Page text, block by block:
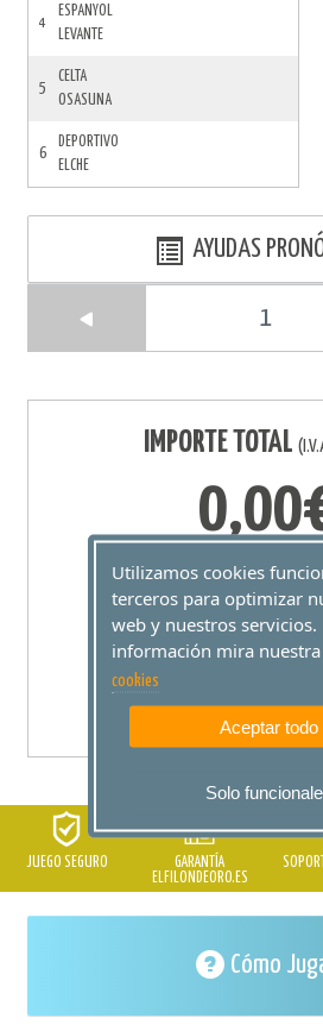
4
ESPANYOL
LEVANTE
5
CELTA
OSASUNA
6
DEPORTIVO
ELCHE
AYUDAS
1
IMPORTE TOTAL
AÑADIR A
JUEGO SEGURO
GARANTÍA
ELFILONDEORO.ES
Cómo
Utilizamos cookies
terceros para optimizar
web y nuestros servicios.
información mira nuestra
cookies
Aceptar todo
Solo